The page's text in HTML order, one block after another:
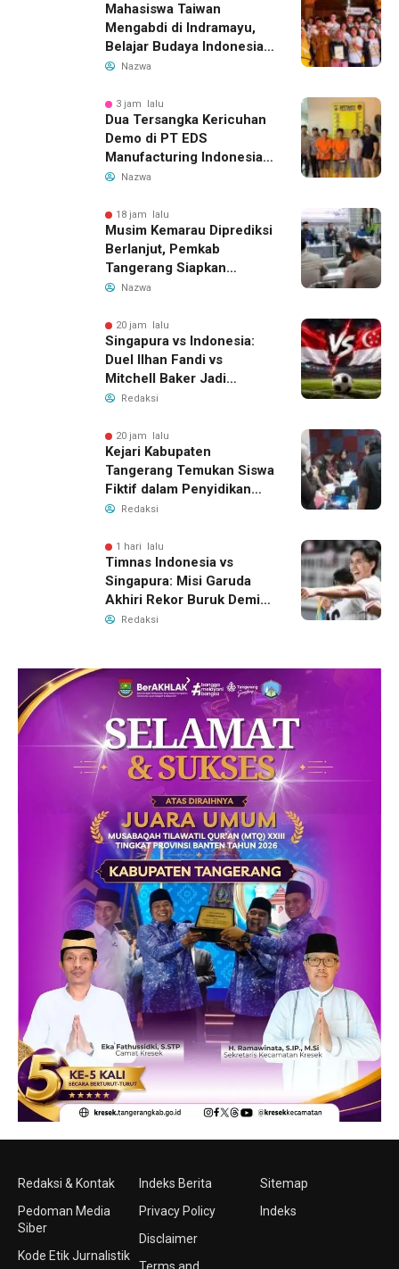
Mahasiswa Taiwan
Mengabdi di Indramayu,
Belajar Budaya Indonesia
dan Edukasi Pekerja
Nazwa
3 jam lalu
Dua Tersangka Kericuhan
Demo di PT EDS
Manufacturing Indonesia
Ditahan, Polda Banten
Pengelolaan Limbah
Nazwa
18 jam lalu
Musim Kemarau Diprediksi
Berlanjut, Pemkab
Tangerang Siapkan
Langkah Antisipasi Krisis
Nazwa
20 jam lalu
Singapura vs Indonesia:
Duel Ilhan Fandi vs
Mitchell Baker Jadi
Sorotan di Piala AFF 2026
Redaksi
20 jam lalu
Kejari Kabupaten
Tangerang Temukan Siswa
Fiktif dalam Penyidikan
Dana BOP PKBM
Redaksi
1 hari lalu
Timnas Indonesia vs
Singapura: Misi Garuda
Akhiri Rekor Buruk Demi
Tiket Semifinal Piala AFF
Redaksi
Redaksi & Kontak
Pedoman Media
Siber
Kode Etik Jurnalistik
Indeks Berita
Privacy Policy
Disclaimer
Sitemap
Indeks